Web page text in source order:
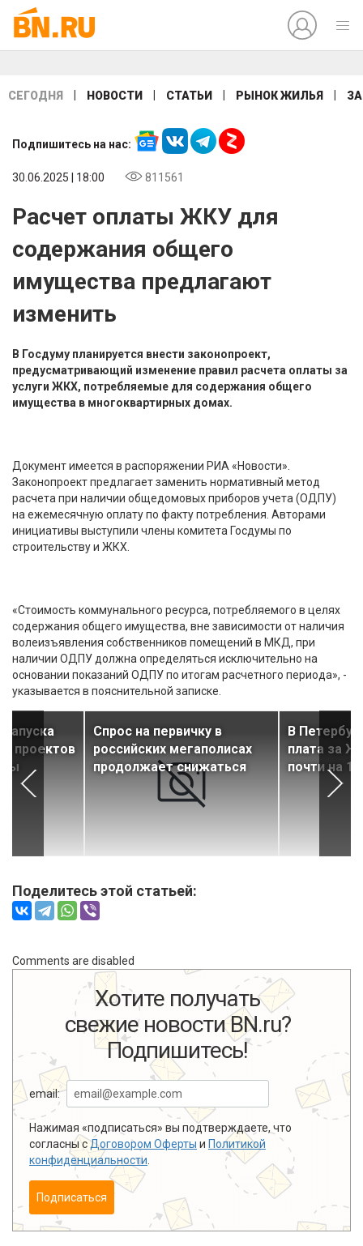
СЕГОДНЯ НОВОСТИ СТАТЬИ РЫНОК ЖИЛЬЯ
Подпишитесь на нас:
30.06.2025 | 18:00 811561
Расчет оплаты ЖКУ для
содержания общего
имущества предлагают
изменить
В Госдуму планируется внести законопроект,
предусматривающий изменение правил расчета оплаты за
услуги ЖКХ, потребляемые для содержания общего
имущества в многоквартирных домах.
Документ имеется в распоряжении РИА «Новости».
Законопроект предлагает заменить нормативный метод
расчета при наличии общедомовых приборов учета (ОДПУ)
на ежемесячную оплату по факту потребления. Авторами
инициативы выступили члены комитета Госдумы по
строительству и ЖКХ.
«Стоимость коммунального ресурса, потребляемого в целях
содержания общего имущества, вне зависимости от наличия
волеизъявления собственников помещений в МКД, при
наличии ОДПУ должна определяться исключительно на
основании показаний ОДПУ по итогам расчетного периода», -
указывается в пояснительной записке.
проектов
Спрос на первичку в
российских мегаполисах
продолжает снижаться
В
плата за
почти на
Поделитесь этой статьей:
Comments are disabled
Хотите получать
свежие новости BN.ru?
Подпишитесь!
email:
Нажимая «подписаться» вы подтверждаете, что
согласны сДоговором Оферты и Политикой
конфиденциальности
Подписаться